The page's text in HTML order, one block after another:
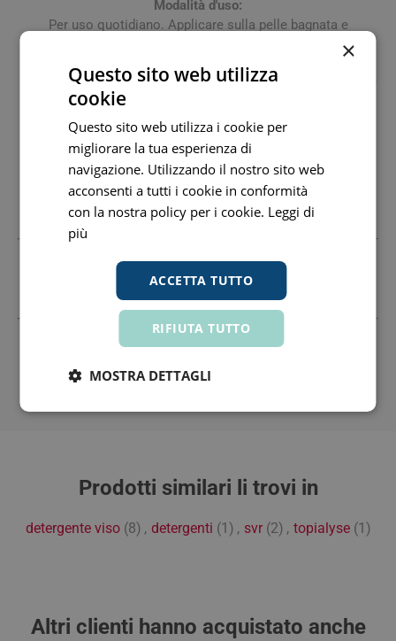
Modalità d'uso:
Per uso quotidiano. Applicare sulla pelle bagnata e
insaponare, quindi risciacquare e asciugare delicatamente
senza strofinare. Neonati dalla nascita (non prematuri),
bambini, adulti. Corpo, viso, capelli, igiene intima. Adatto per
l'uso sul cuoio capelluto. Non irrita gli occhi.
Ingredienti:
AQUA/WATER/EAU, SODIUM C14-16 OLEFIN SULFONATE,
COCO-GLUCOSIDE, COCO-BETAINE, GLYCERIN, PARFUM
(FRAGRANCE), CITRIC ACID, SODIUM BENZOATE,
POTASSIUM SORBATE, SODIUM PHYTATE.
Laboratoires Svr04467250967 www.labo-svr.com
MPN: 981248267 - GTIN: 3662361001866
Prodotti similari li trovi in
detergente viso (8) , detergenti (1) , svr (2) , topialyse (1)
Altri clienti hanno acquistato anche
×
Questo sito web utilizza
cookie
Questo sito web utilizza i cookie per
migliorare la tua esperienza di
navigazione. Utilizzando il nostro sito web
acconsenti a tutti i cookie in conformità
con la nostra policy per i cookie. Leggi di
più
ACCETTA TUTTO
RIFIUTA TUTTO
MOSTRA DETTAGLI